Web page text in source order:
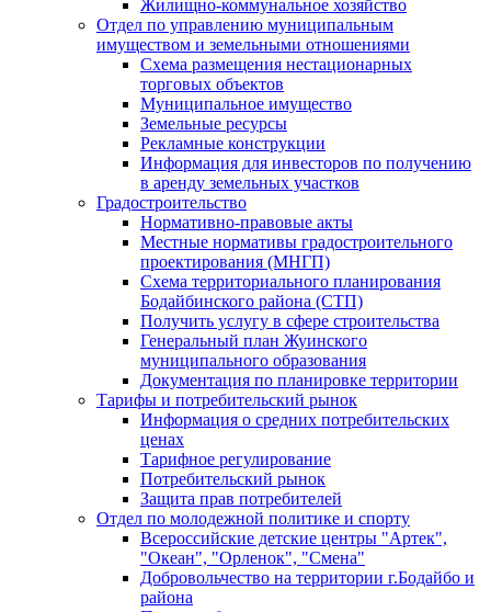
Жилищно-коммунальное хозяйство
Отдел по управлению муниципальным
имуществом и земельными отношениями
Схема размещения нестационарных
торговых объектов
Муниципальное имущество
Земельные ресурсы
Рекламные конструкции
Информация для инвесторов по получению
в аренду земельных участков
Градостроительство
Нормативно-правовые акты
Местные нормативы градостроительного
проектирования (МНГП)
Схема территориального планирования
Бодайбинского района (СТП)
Получить услугу в сфере строительства
Генеральный план Жуинского
муниципального образования
Документация по планировке территории
Тарифы и потребительский рынок
Информация о средних потребительских
ценах
Тарифное регулирование
Потребительский рынок
Защита прав потребителей
Отдел по молодежной политике и спорту
Всероссийские детские центры "Артек",
"Океан", "Орленок", "Смена"
Добровольчество на территории г.Бодайбо и
района